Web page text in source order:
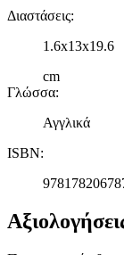
Διαστάσεις:
1.6x13x19.6
cm
Γλώσσα:
Αγγλικά
ISBN: